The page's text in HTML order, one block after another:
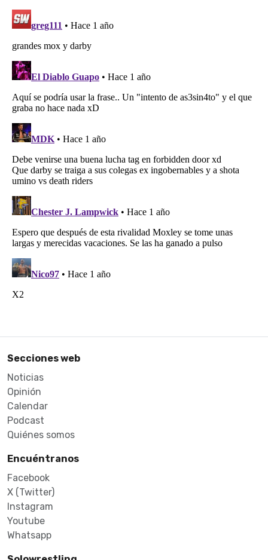
Secciones web
Noticias
Opinión
Calendar
Podcast
Quiénes somos
Encuéntranos
Facebook
X (Twitter)
Instagram
Youtube
Whatsapp